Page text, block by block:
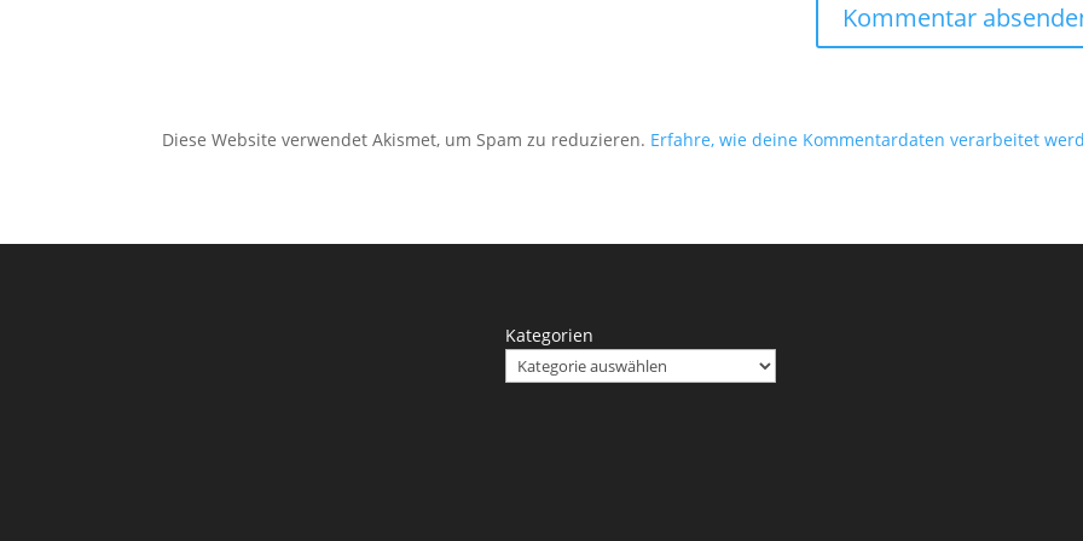
Diese Website verwendet Akismet, um Spam zu reduzieren. Erfahre, wie deine Kommentardaten verarbeitet
Kategorien